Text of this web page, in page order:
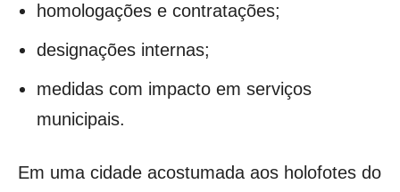
homologações e contratações;
designações internas;
medidas com impacto em serviços
municipais.
Em uma cidade acostumada aos holofotes do